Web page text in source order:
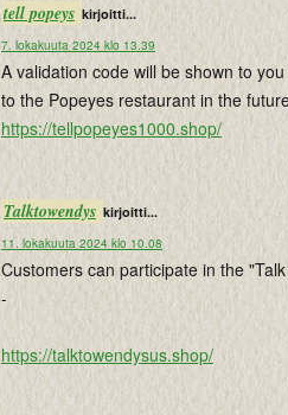
tell popeys kirjoitti...
7. lokakuuta 2024 klo 13.39
A validation code will be shown to
to the Popeyes restaurant in the
https://tellpopeyes1000.shop/
Talktowendys kirjoitti...
11. lokakuuta 2024 klo 10.08
Customers can participate in the
-
https://talktowendysus.shop/